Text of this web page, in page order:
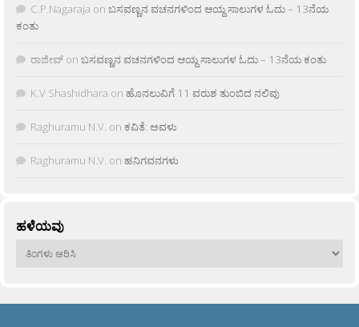
C.P.Nagaraja on ಬಸವಣ್ಣನ ವಚನಗಳಿಂದ ಆಯ್ದ ಸಾಲುಗಳ ಓದು – 13ನೆಯ
ಕಂತು
ರಾಜೀವ್ on ಬಸವಣ್ಣನ ವಚನಗಳಿಂದ ಆಯ್ದ ಸಾಲುಗಳ ಓದು – 13ನೆಯ ಕಂತು
K.V Shashidhara on ಹೊನಲುವಿಗೆ 11 ವರುಶ ತುಂಬಿದ ನಲಿವು
Raghuramu N.V. on ಕವಿತೆ: ಅವಳು
Raghuramu N.V. on ಹನಿಗವನಗಳು
ಹಳೆಯವು
ಹಳೆಯವು